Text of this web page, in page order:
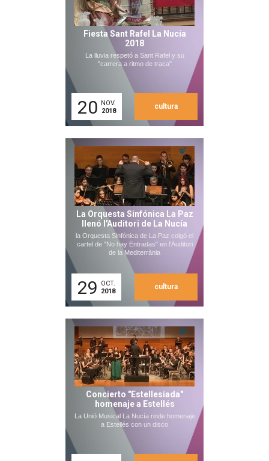
Fiesta Sant Rafel La Nucía
2018
La lluvia respetó a Sant Rafel y su
"carrera a ritmo de traca"
20 NOV.
2018
cultura
La Orquesta Sinfónica La Paz
llenó l'Auditori de La Nucía
la Orquesta Sinfónica de La Paz colgó el
cartel de "No hay Entradas" en l'Auditori
de la Mediterrània
29
OCT.
2018
cultura
Concierto "Estellesíada"
homenaje a Estellés
La Unió Musical La Nucía rinde homenaje
a Estellés con un disco